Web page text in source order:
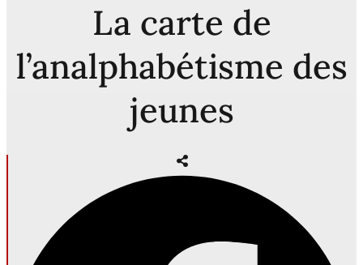
La carte de
l’analphabétisme des
jeunes